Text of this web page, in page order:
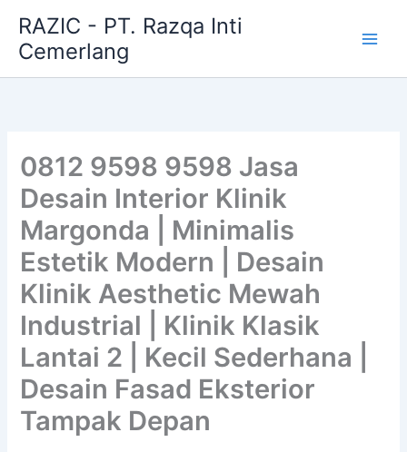
content
RAZIC - PT. Razqa Inti
Cemerlang
0812 9598 9598 Jasa
Desain Interior Klinik
Margonda | Minimalis
Estetik Modern | Desain
Klinik Aesthetic Mewah
Industrial | Klinik Klasik
Lantai 2 | Kecil Sederhana |
Desain Fasad Eksterior
Tampak Depan